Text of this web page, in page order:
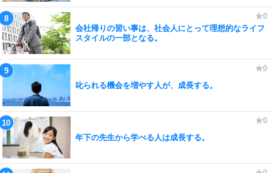
会社帰りの習い事は、社会人にとって理想的なライフ
スタイルの一部となる。
叱られる機会を増やす人が、成長する。
年下の先生から学べる人は成長する。